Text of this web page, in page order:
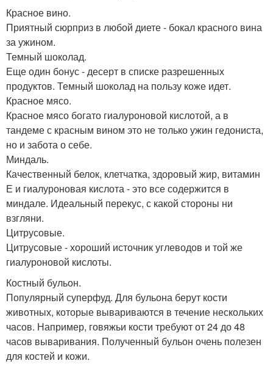
Красное вино.
Приятный сюрприз в любой диете - бокал красного вина
за ужином.
Темный шоколад.
Еще один бонус - десерт в списке разрешенных
продуктов. Темный шоколад на пользу коже идет.
Красное мясо.
Красное мясо богато гиалуроновой кислотой, а в
тандеме с красным вином это не только ужин гедониста,
но и забота о себе.
Миндаль.
Качественный белок, клетчатка, здоровый жир, витамин
Е и гиалуроновая кислота - это все содержится в
миндале. Идеальный перекус, с какой стороны ни
взгляни.
Цитрусовые.
Цитрусовые - хороший источник углеводов и той же
гиалуроновой кислоты.
Костный бульон.
Популярный суперфуд. Для бульона берут кости
животных, которые вывариваются в течение нескольких
часов. Например, говяжьи кости требуют от 24 до 48
часов вываривания. Полученный бульон очень полезен
для костей и кожи.